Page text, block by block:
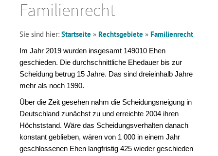
Familienrecht
Sie sind hier: Startseite » Rechtsgebiete » Familienrecht
Im Jahr 2019 wurden insgesamt 149010 Ehen
geschieden. Die durch­schnitt­liche Ehedauer bis zur
Scheidung betrug 15 Jahre. Das sind drei­einhalb Jahre
mehr als noch 1990.
Über die Zeit gesehen nahm die Scheidungs­neigung in
Deutsch­land zunächst zu und erreichte 2004 ihren
Höchst­stand. Wäre das Scheidungs­verhalten danach
konstant geblieben, wären von 1 000 in einem Jahr
geschlossenen Ehen langfristig 425 wieder geschieden